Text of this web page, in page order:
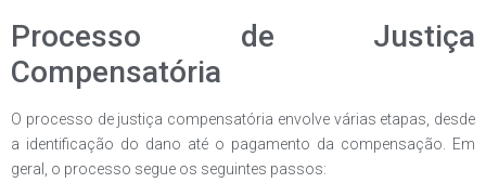
Processo de Justiça
Compensatória
O processo de justiça compensatória envolve várias etapas, desde
a identificação do dano até o pagamento da compensação. Em
geral, o processo segue os seguintes passos: